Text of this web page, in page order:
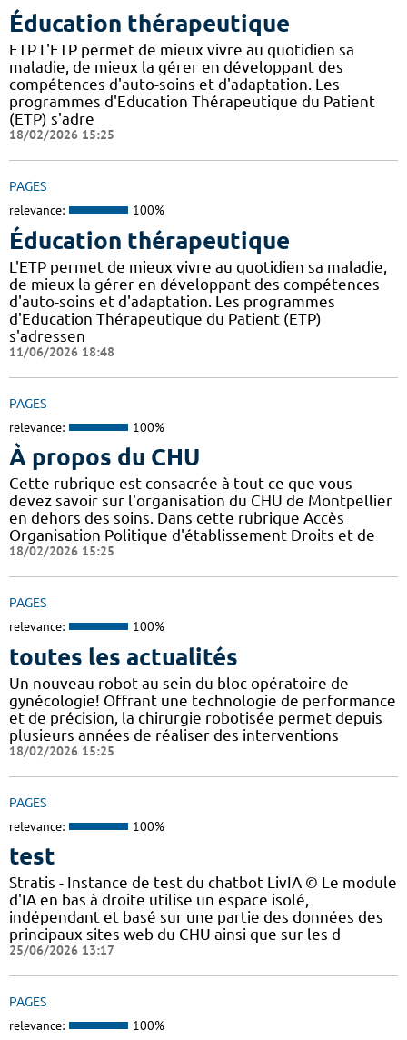
Éducation thérapeutique
ETP L'ETP permet de mieux vivre au quotidien sa
maladie, de mieux la gérer en développant des
compétences d'auto-soins et d'adaptation. Les
programmes d'Education Thérapeutique du Patient
(ETP) s'adre
18/02/2026 15:25
PAGES
relevance: 100%
Éducation thérapeutique
L'ETP permet de mieux vivre au quotidien sa maladie,
de mieux la gérer en développant des compétences
d'auto-soins et d'adaptation. Les programmes
d'Education Thérapeutique du Patient (ETP)
s'adressen
11/06/2026 18:48
PAGES
relevance: 100%
À propos du CHU
Cette rubrique est consacrée à tout ce que vous
devez savoir sur l'organisation du CHU de Montpellier
en dehors des soins. Dans cette rubrique Accès
Organisation Politique d'établissement Droits et de
18/02/2026 15:25
PAGES
relevance: 100%
toutes les actualités
Un nouveau robot au sein du bloc opératoire de
gynécologie! Offrant une technologie de performance
et de précision, la chirurgie robotisée permet depuis
plusieurs années de réaliser des interventions
18/02/2026 15:25
PAGES
relevance: 100%
test
Stratis - Instance de test du chatbot LivIA © Le module
d'IA en bas à droite utilise un espace isolé,
indépendant et basé sur une partie des données des
principaux sites web du CHU ainsi que sur les d
25/06/2026 13:17
PAGES
relevance: 100%